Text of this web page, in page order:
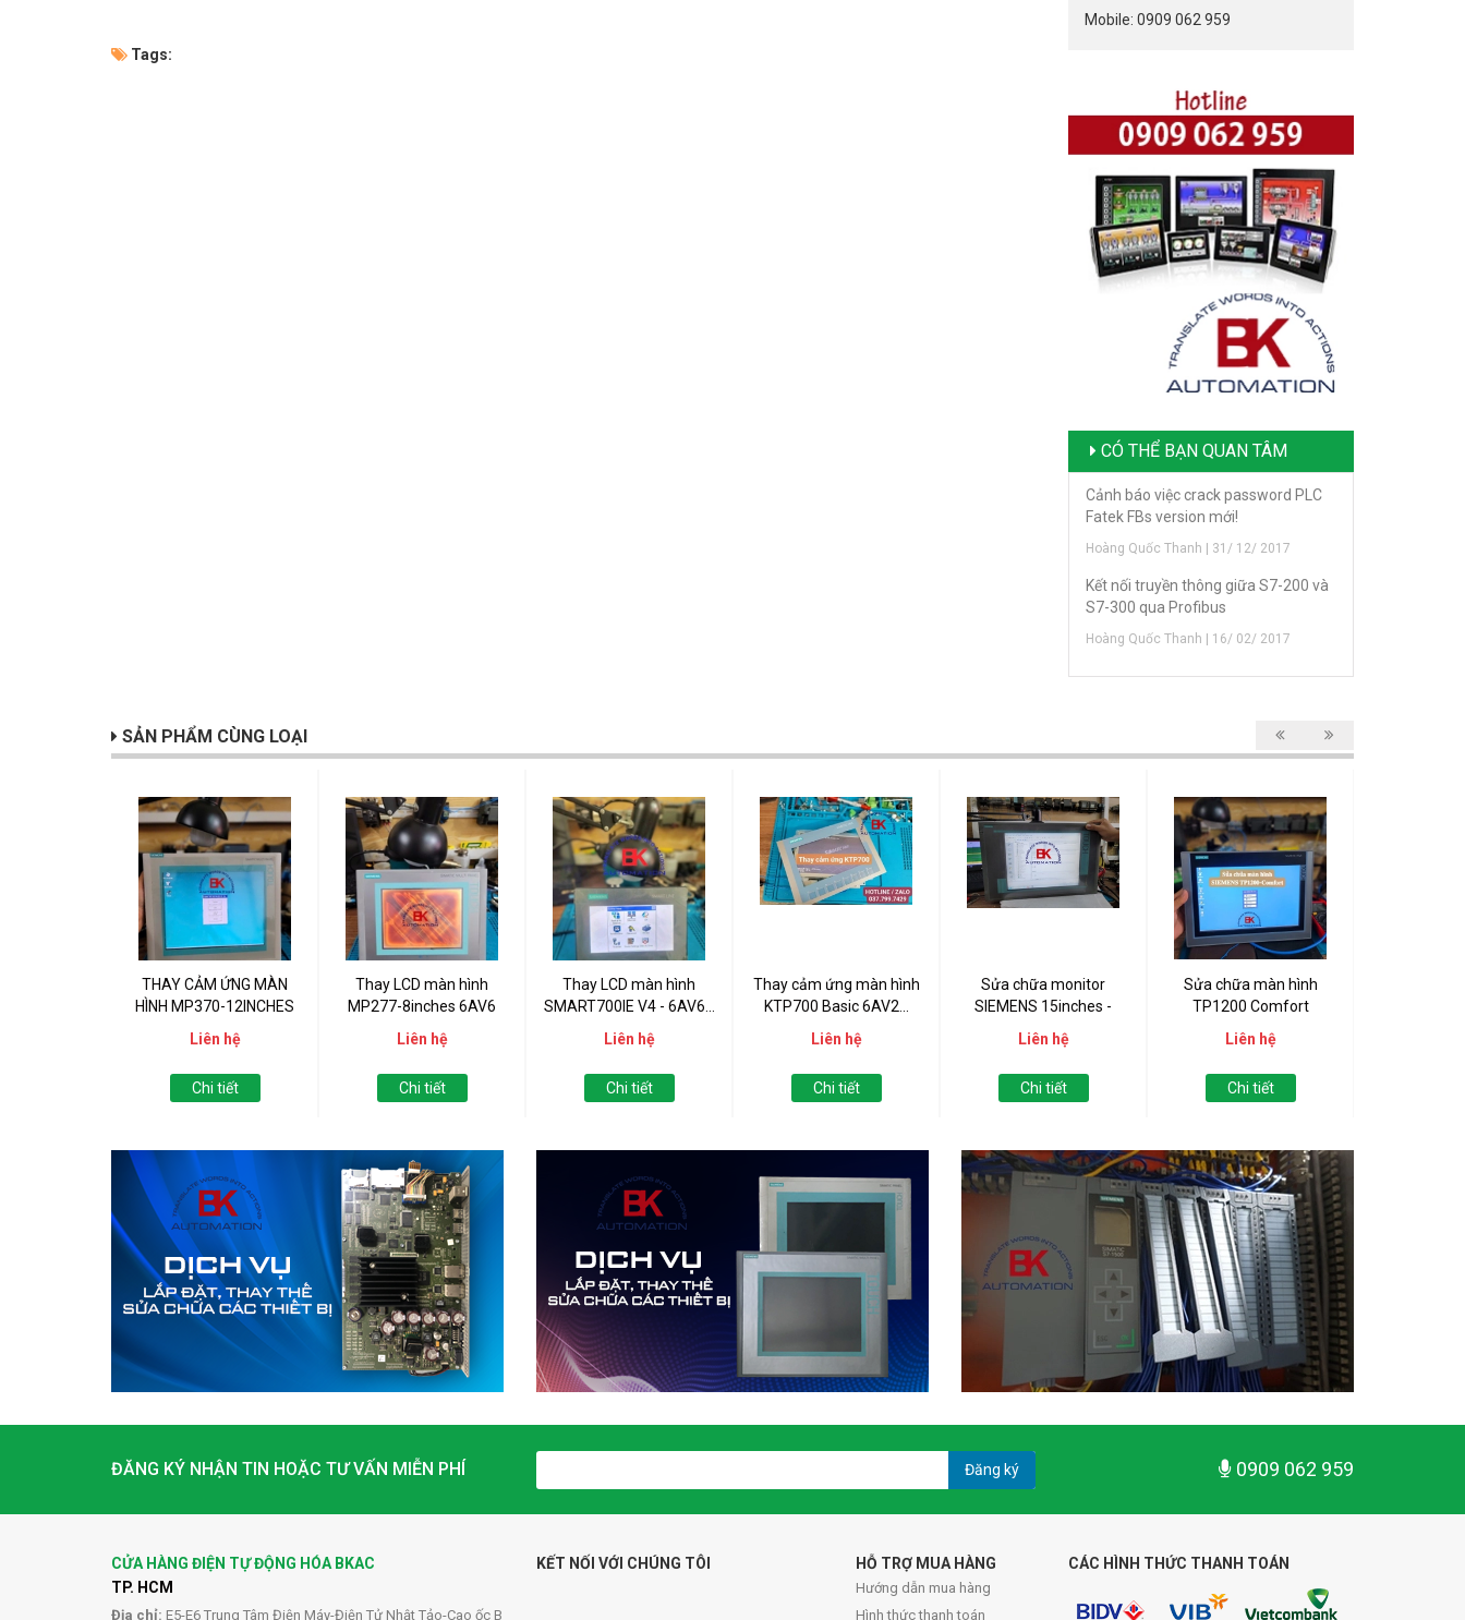
Tags:
Mobile: 0909 062 959
CÓ THỂ BẠN QUAN TÂM
Cảnh báo việc crack password PLC
Fatek FBs version mới!
Hoàng Quốc Thanh | 31/ 12/ 2017
Kết nối truyền thông giữa S7-200 và
S7-300 qua Profibus
Hoàng Quốc Thanh | 16/ 02/ 2017
SẢN PHẨM CÙNG LOẠI
THAY CẢM ỨNG MÀN
HÌNH MP370-12INCHES
Liên hệ
Chi tiết
Thay LCD màn hình
MP277-8inches 6AV6
643-0CB01-1AX1
Liên hệ
Chi tiết
Thay LCD màn hình
SMART700IE V4 - 6AV6...
Liên hệ
Chi tiết
Thay cảm ứng màn hình
KTP700 Basic 6AV2...
Liên hệ
Chi tiết
Sửa chữa monitor
SIEMENS 15inches -
6AV7 861-2TB10-1AA0...
Liên hệ
Chi tiết
Sửa chữa màn hình
TP1200 Comfort
Liên hệ
Chi tiết
ĐĂNG KÝ NHẬN TIN HOẶC TƯ VẤN MIỄN PHÍ Đăng ký 0909 062 959
CỬA HÀNG ĐIỆN TỰ ĐỘNG HÓA BKAC
TP. HCM
Địa chỉ: E5-E6 Trung Tâm Điện Máy-Điện Tử Nhật Tảo-Cao ốc B
KẾT NỐI VỚI CHÚNG TÔI HỖ TRỢ MUA HÀNG
Hướng dẫn mua hàng
Hình thức thanh toán
CÁC HÌNH THỨC THANH TOÁN